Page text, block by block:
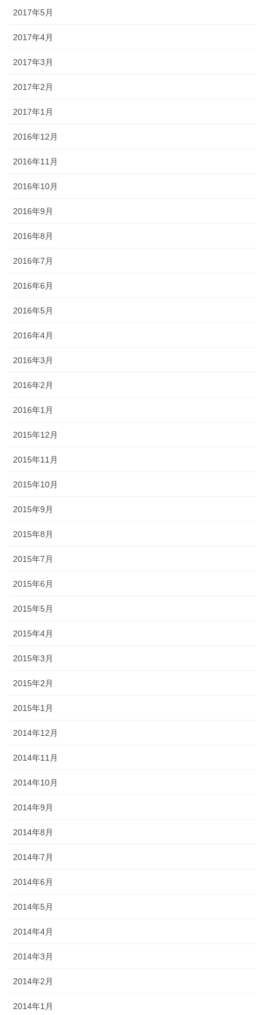
2017年5月
2017年4月
2017年3月
2017年2月
2017年1月
2016年12月
2016年11月
2016年10月
2016年9月
2016年8月
2016年7月
2016年6月
2016年5月
2016年4月
2016年3月
2016年2月
2016年1月
2015年12月
2015年11月
2015年10月
2015年9月
2015年8月
2015年7月
2015年6月
2015年5月
2015年4月
2015年3月
2015年2月
2015年1月
2014年12月
2014年11月
2014年10月
2014年9月
2014年8月
2014年7月
2014年6月
2014年5月
2014年4月
2014年3月
2014年2月
2014年1月